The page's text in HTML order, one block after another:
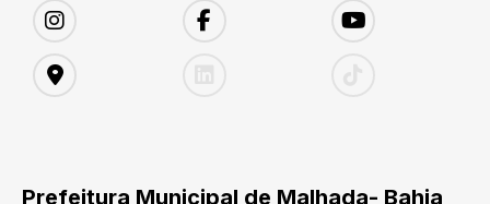
Prefeitura Municipal de Malhada- Bahia